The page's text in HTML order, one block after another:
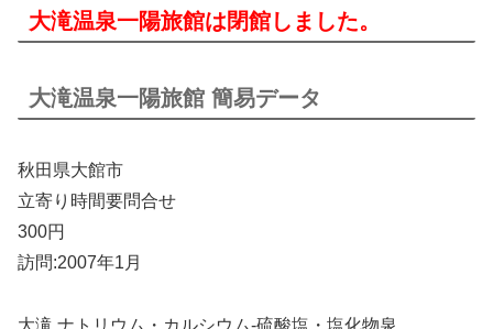
大滝温泉一陽旅館は閉館しました。
大滝温泉一陽旅館 簡易データ
秋田県大館市
立寄り時間要問合せ
300円
訪問:2007年1月
大滝 ナトリウム・カルシウム-硫酸塩・塩化物泉